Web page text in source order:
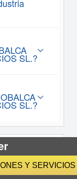
SL.?
SL.?
Y SERVICIOS